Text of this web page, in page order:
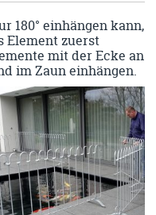
180° einhängen kann,
Element zuerst
mit der Ecke an
im Zaun einhängen.